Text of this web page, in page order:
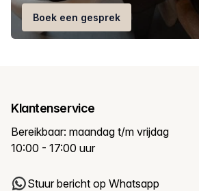
Boek een gesprek
Klantenservice
Bereikbaar: maandag t/m vrijdag
10:00 - 17:00 uur
Stuur bericht op Whatsapp